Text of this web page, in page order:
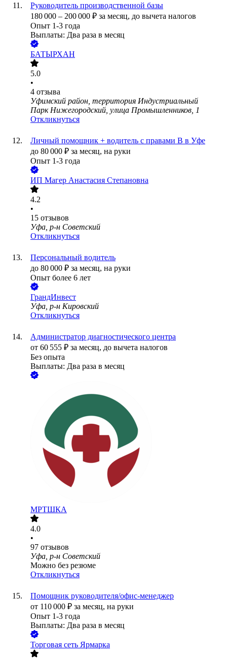
Руководитель производственной базы
180 000 – 200 000 ₽ за месяц, до вычета налогов
Опыт 1-3 года
Выплаты: Два раза в месяц
БАТЫРХАН
5.0
•
4 отзыва
Уфимский район, территория Индустриальный
Парк Нижегородский, улица Промышленников, 1
Откликнуться
Личный помощник + водитель с правами В в Уфе
до 80 000 ₽ за месяц, на руки
Опыт 1-3 года
ИП Магер Анастасия Степановна
4.2
•
15 отзывов
Уфа, р-н Советский
Откликнуться
Персональный водитель
до 80 000 ₽ за месяц, на руки
Опыт более 6 лет
ГрандИнвест
Уфа, р-н Кировский
Откликнуться
Администратор диагностического центра
от 60 555 ₽ за месяц, до вычета налогов
Без опыта
Выплаты: Два раза в месяц
МРТШКА
4.0
•
97 отзывов
Уфа, р-н Советский
Можно без резюме
Откликнуться
Помощник руководителя/офис-менеджер
от 110 000 ₽ за месяц, на руки
Опыт 1-3 года
Выплаты: Два раза в месяц
Торговая сеть Ярмарка